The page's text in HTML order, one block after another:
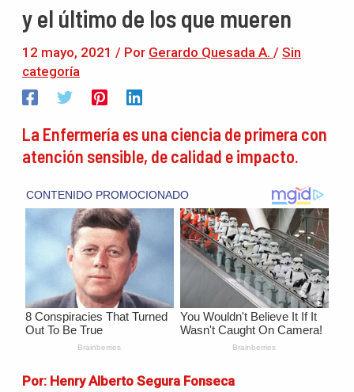
y el último de los que mueren
12 mayo, 2021 / Por Gerardo Quesada A. / Sin
categoría
La Enfermería es una ciencia de primera con
atención sensible, de calidad e impacto.
Por: Henry Alberto Segura Fonseca